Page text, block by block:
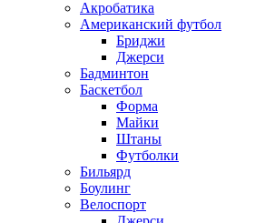
Акробатика
Американский футбол
Бриджи
Джерси
Бадминтон
Баскетбол
Форма
Майки
Штаны
Футболки
Бильярд
Боулинг
Велоспорт